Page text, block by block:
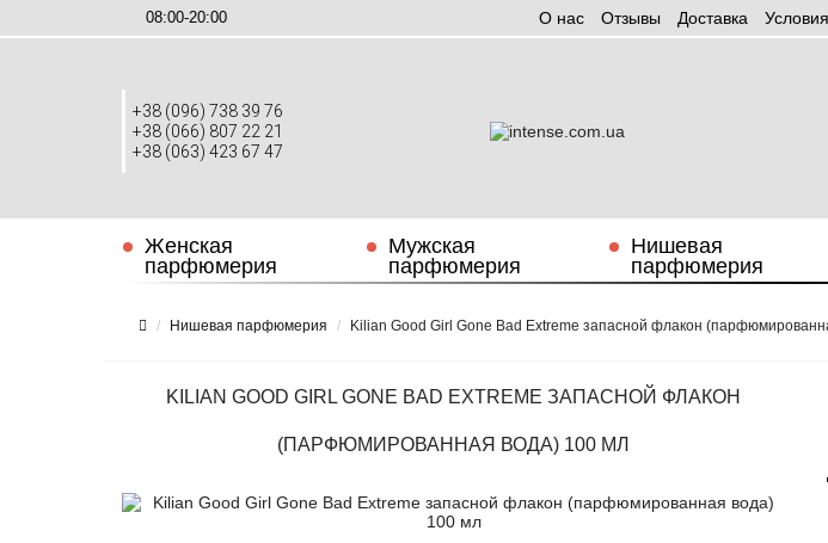
08:00-20:00 О нас Отзывы Доставка Условия
+38 (096) 738 39 76
+38 (066) 807 22 21
+38 (063) 423 67 47
Женская
парфюмерия
Мужская
парфюмерия
Нишевая
парфюмерия
Нишевая парфюмерия Kilian Good Girl Gone Bad Extreme запасной флакон
KILIAN GOOD GIRL GONE BAD EXTREME ЗАПАСНОЙ ФЛАКОН
(ПАРФЮМИРОВАННАЯ ВОДА) 100 МЛ